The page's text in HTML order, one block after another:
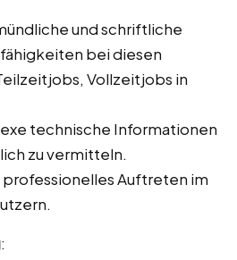
und schriftliche
bei diesen
Vollzeitjobs in
technische Informationen
zu vermitteln.
professionelles Auftreten im
: